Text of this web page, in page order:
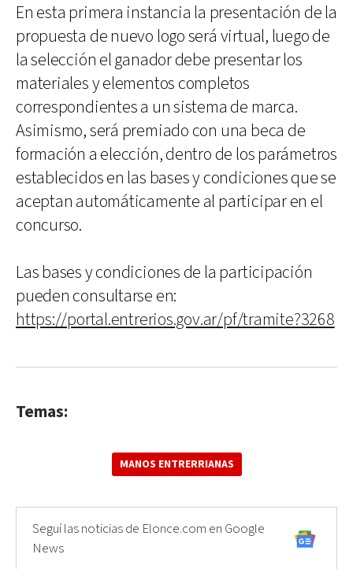
En esta primera instancia la presentación de la
propuesta de nuevo logo será virtual, luego de
la selección el ganador debe presentar los
materiales y elementos completos
correspondientes a un sistema de marca.
Asimismo, será premiado con una beca de
formación a elección, dentro de los parámetros
establecidos en las bases y condiciones que se
aceptan automáticamente al participar en el
concurso.
Las bases y condiciones de la participación
pueden consultarse en:
https://portal.entrerios.gov.ar/pf/tramite?3268
Temas:
MANOS ENTRERRIANAS
Seguí las noticias de Elonce.com en Google
News